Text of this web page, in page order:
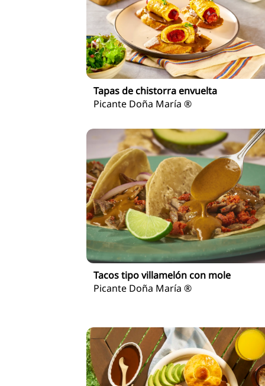
Tapas de chistorra envuelta
Picante Doña María ®
Tacos tipo villamelón con mole
Picante Doña María ®